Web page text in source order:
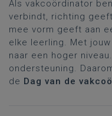
Als vakcoördinator
verbindt, richting
mee vorm geeft aan
elke leerling. Met
naar een hoger
ondersteuning.
de Dag van de